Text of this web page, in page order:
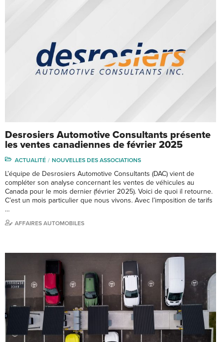
Desrosiers Automotive Consultants présente
les ventes canadiennes de février 2025
ACTUALITÉ NOUVELLES DES ASSOCIATIONS
L’équipe de Desrosiers Automotive Consultants (DAC) vient de
compléter son analyse concernant les ventes de véhicules au
Canada pour le mois dernier (février 2025). Voici de quoi il retourne.
C’est un mois particulier que nous vivons. Avec l’imposition de tarifs
…
AFFAIRES AUTOMOBILES